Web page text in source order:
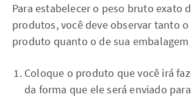
Para estabelecer o peso bruto exato
produtos, você deve observar tanto
produto quanto o de sua embalagem
Coloque o produto que você irá
da forma que ele será enviado